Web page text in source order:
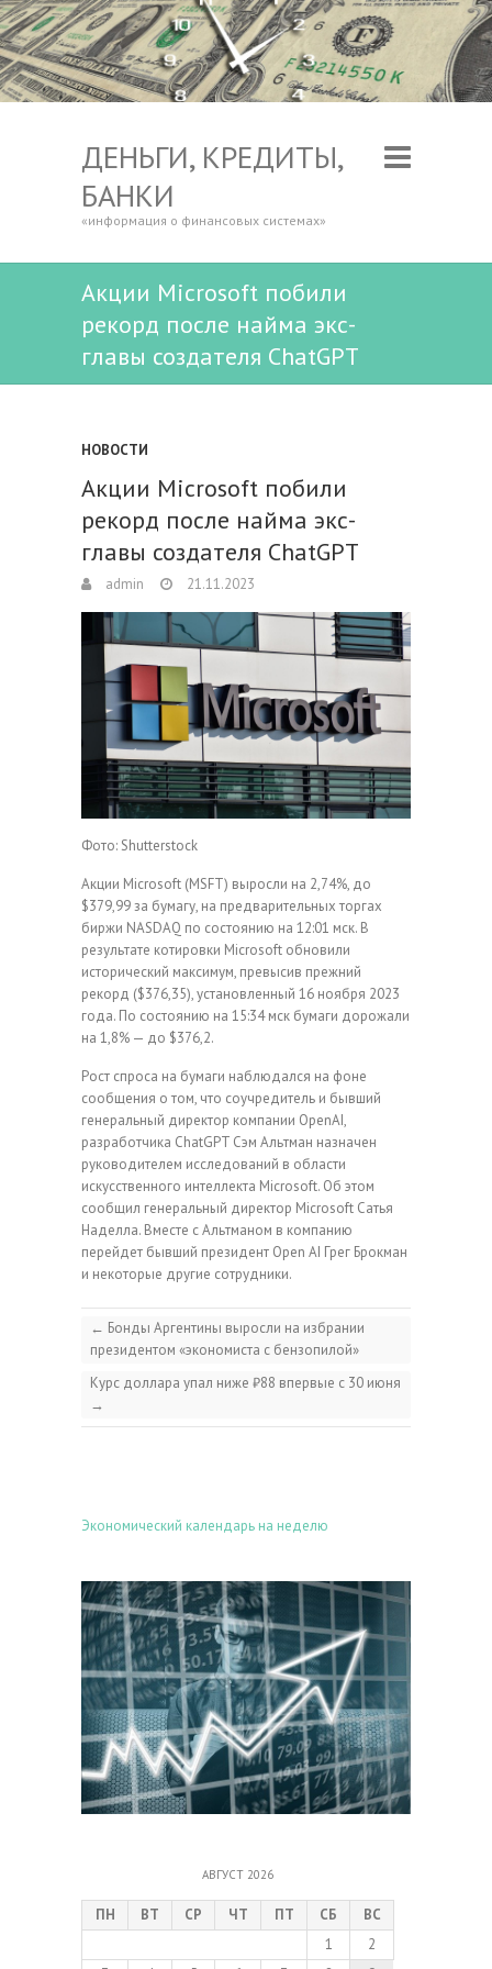
ДЕНЬГИ, КРЕДИТЫ,
БАНКИ
«информация о финансовых системах»
Акции Microsoft побили
рекорд после найма экс-
главы создателя ChatGPT
НОВОСТИ
Акции Microsoft побили
рекорд после найма экс-
главы создателя ChatGPT
admin 21.11.2023
Фото: Shutterstock
Акции Microsoft (MSFT) выросли на 2,74%, до
$379,99 за бумагу, на предварительных торгах
биржи NASDAQ по состоянию на 12:01 мск. В
результате котировки Microsoft обновили
исторический максимум, превысив прежний
рекорд ($376,35), установленный 16 ноября 2023
года. По состоянию на 15:34 мск бумаги дорожали
на 1,8% — до $376,2.
Рост спроса на бумаги наблюдался на фоне
сообщения о том, что соучредитель и бывший
генеральный директор компании OpenAI,
разработчика ChatGPT Сэм Альтман назначен
руководителем исследований в области
искусственного интеллекта Microsoft. Об этом
сообщил генеральный директор Microsoft Сатья
Наделла. Вместе с Альтманом в компанию
перейдет бывший президент Open AI Грег Брокман
и некоторые другие сотрудники.
← Бонды Аргентины выросли на избрании
президентом «экономиста с бензопилой»
Курс доллара упал ниже ₽88 впервые с 30 июня
→
Экономический календарь на неделю
АВГУСТ 2026
ПН ВТ СР ЧТ ПТ СБ
ВС
1
2